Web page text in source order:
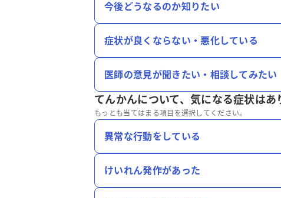
今後どうなるのか知りたい
症状が良くならない・悪化している
医師の意見が聞きたい・相談してみたい
てんかんについて、 気になる症状はあ
もっとも当てはまる項目を選択してください。
異常な行動をしている
けいれん発作があった